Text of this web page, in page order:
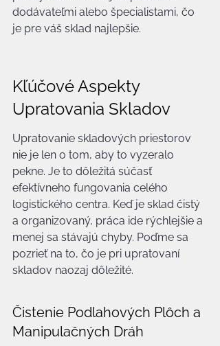
dodávateľmi alebo špecialistami, čo
je pre váš sklad najlepšie.
Kľúčové Aspekty
Upratovania Skladov
Upratovanie skladových priestorov
nie je len o tom, aby to vyzeralo
pekne. Je to dôležitá súčasť
efektívneho fungovania celého
logistického centra. Keď je sklad čistý
a organizovaný, práca ide rýchlejšie a
menej sa stávajú chyby. Poďme sa
pozrieť na to, čo je pri upratovaní
skladov naozaj dôležité.
Čistenie Podlahových Plôch a
Manipulačných Dráh